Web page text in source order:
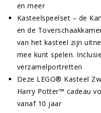
en meer
Kasteelspeelset – de
en de
van het kasteel zijn
mee kunt spelen.
verzamelportretten
Deze LEGO® Kasteel
Harry Potter™ cadeau
vanaf 10 jaar